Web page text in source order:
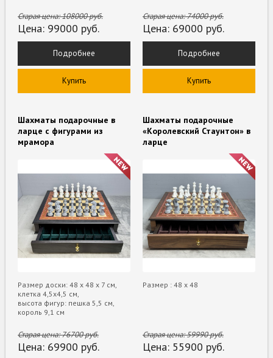
Старая цена:108000руб.
Цена: 99000 руб.
Подробнее
Купить
Старая цена:74000руб.
Цена: 69000 руб.
Подробнее
Купить
Шахматы подарочные в
ларце с фигурами из
мрамора
Размер доски: 48 х 48 х 7 см,
клетка 4,5х4,5 см,
высота фигур: пешка 5,5 см,
король 9,1 см
Старая цена:76700руб.
Цена: 69900 руб.
Шахматы подарочные
«Королевский Стаунтон» в
ларце
Размер : 48 х 48
Старая цена:59990руб.
Цена: 55900 руб.